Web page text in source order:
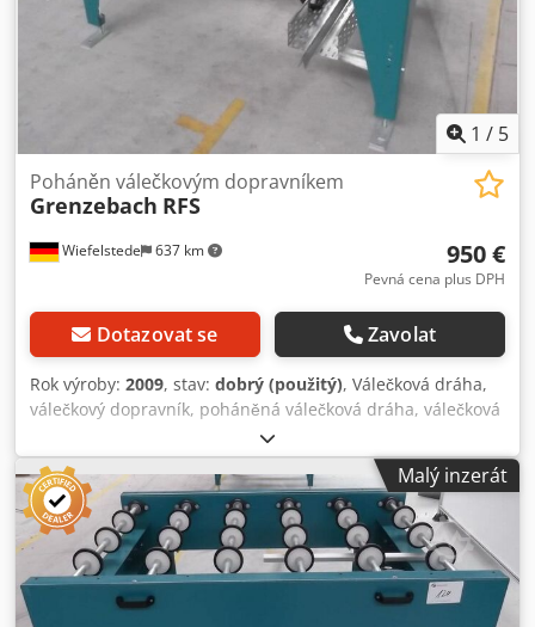
1 / 5
Wiefelstede 637 km
Poháněn válečkovým dopravníkem
Grenzebach RFS
950 €
Pevná cena plus DPH
Dotazovat se Zavolat
Rok výroby: 2009, stav: dobrý (použitý), Válečková dráha,
válečkový dopravník, poháněná válečková dráha, válečková
trať - robustní provedení - elektrický pohon - pohonný
motor: 0,37 kW, 76 ot/min - šířka válečků: 1450 mm -
dopravní délka: 1400 mm - průměr válečku: 105 mm -
válečky: pogumované - průměr hřídele: 25 mm - dopravní
výška: 950 mm, nastavitelná Credpsiv Im Iofx Ap Aof -
pohon: přes řemen - množství: k dispozici 2x válečková
dráha - cena: za kus - rozměry: 1400/1650/V1000 mm -
hmotnost: cca 300 kg/kus
Malý inzerát